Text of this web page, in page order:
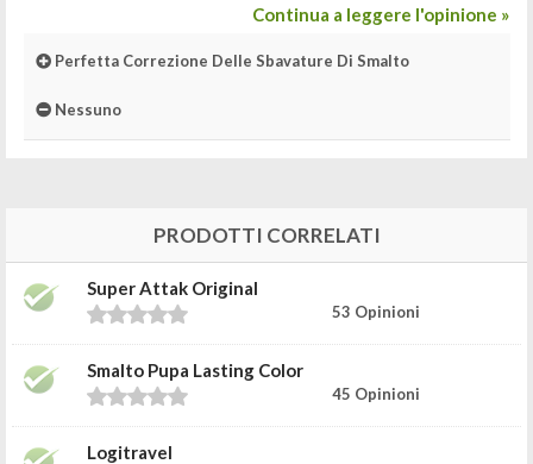
Continua a leggere l'opinione »
Perfetta Correzione Delle Sbavature Di Smalto
Nessuno
PRODOTTI CORRELATI
Super Attak Original
53 Opinioni
Smalto Pupa Lasting Color
45 Opinioni
Logitravel